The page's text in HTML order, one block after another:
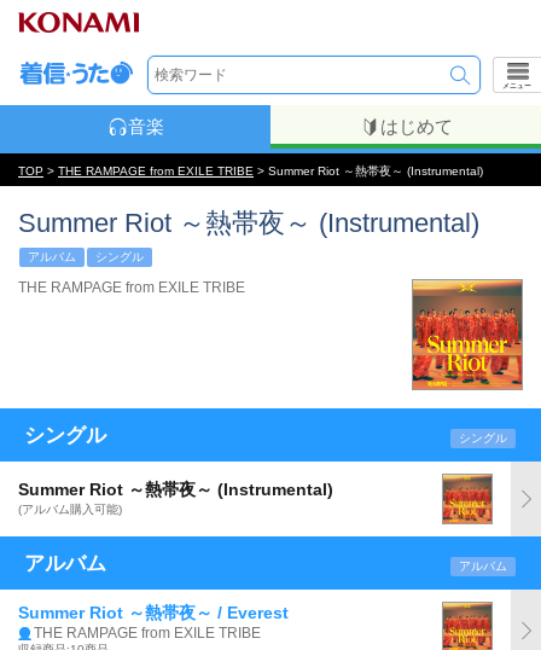
メニュー
音楽 はじめて
TOP > THE RAMPAGE from EXILE TRIBE > Summer Riot ～熱帯夜～ (Instrumental)
Summer Riot ～熱帯夜～ (Instrumental)
アルバム シングル
THE RAMPAGE from EXILE TRIBE
シングル シングル
Summer Riot ～熱帯夜～ (Instrumental)
(アルバム購入可能)
アルバム アルバム
Summer Riot ～熱帯夜～ / Everest
THE RAMPAGE from EXILE TRIBE